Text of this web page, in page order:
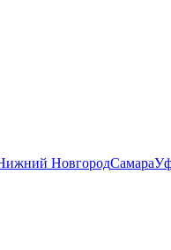
НовгородСамара